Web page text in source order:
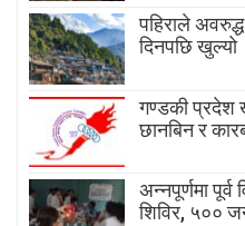
पहिराले
दिनपछि खुल्यो
गण्डकी प्रदेश
छानबिन र
अन्नपूर्णमा पूर्व
शिविर, ५००